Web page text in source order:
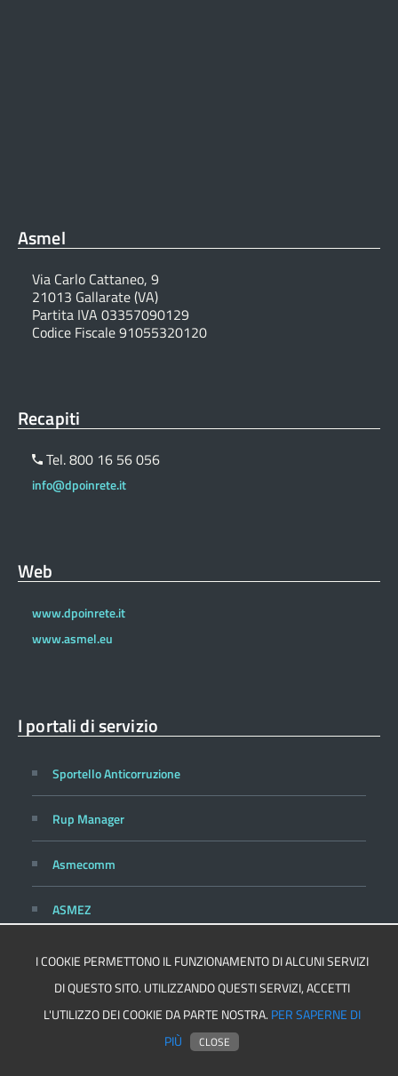
Asmel
Via Carlo Cattaneo, 9
21013 Gallarate (VA)
Partita IVA 03357090129
Codice Fiscale 91055320120
Recapiti
Tel. 800 16 56 056
info@dpoinrete.it
Web
www.dpoinrete.it
www.asmel.eu
I portali di servizio
Sportello Anticorruzione
Rup Manager
Asmecomm
ASMEZ
Privacy
Cookie Policy
I COOKIE PERMETTONO IL FUNZIONAMENTO DI ALCUNI SERVIZI
DI QUESTO SITO. UTILIZZANDO QUESTI SERVIZI, ACCETTI
L'UTILIZZO DEI COOKIE DA PARTE NOSTRA. PER SAPERNE DI
PIÙ
CLOSE